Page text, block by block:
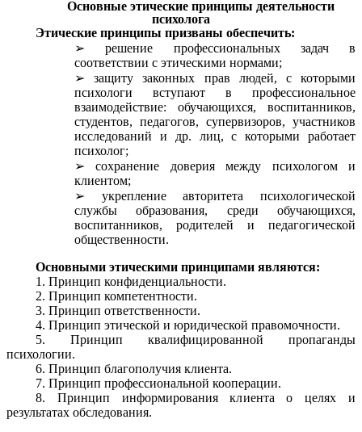
Основные этические принципы деятельности
психолога
Этические принципы призваны обеспечить:
решение профессиональных задач в
соответствии с этическими нормами;
защиту законных прав людей, с которыми
психологи вступают в профессиональное
взаимодействие: обучающихся, воспитанников,
студентов, педагогов, супервизоров, участников
исследований и др. лиц, с которыми работает
психолог;
сохранение доверия между психологом и
клиентом;
укрепление авторитета психологической
службы образования, среди обучающихся,
воспитанников, родителей и педагогической
общественности.
Основными этическими принципами являются:
1. Принцип конфиденциальности.
2. Принцип компетентности.
3. Принцип ответственности.
4. Принцип этической и юридической правомочности.
5. Принцип квалифицированной пропаганды
психологии.
6. Принцип благополучия клиента.
7. Принцип профессиональной кооперации.
8. Принцип информирования клиента о целях и
результатах обследования.